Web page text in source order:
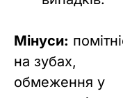
Мінуси:
на зубах,
обмеження у